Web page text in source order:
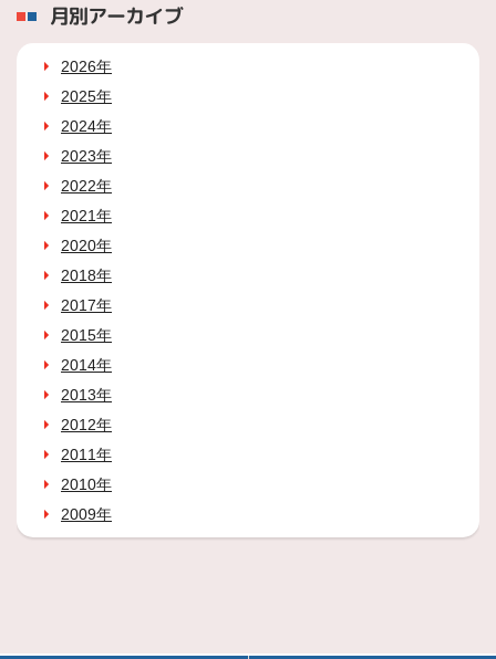
月別アーカイブ
2026年
2025年
2024年
2023年
2022年
2021年
2020年
2018年
2017年
2015年
2014年
2013年
2012年
2011年
2010年
2009年